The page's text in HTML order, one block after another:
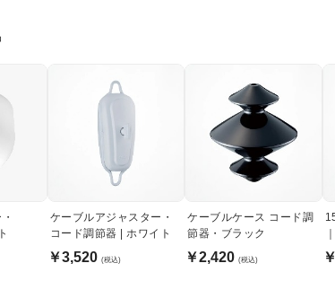
ケーブルアジャスター・
コード調節器 | ホワイト
￥3,520 (税込)
ケーブルケース コード調
節器・ブラック
￥2,420 (税込)